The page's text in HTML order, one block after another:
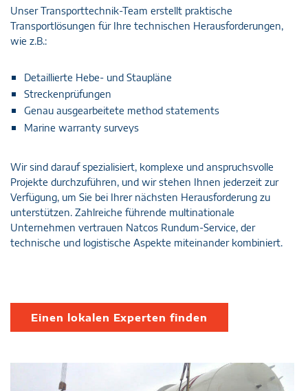
Unser Transporttechnik-Team erstellt praktische
Transportlösungen für Ihre technischen Herausforderungen,
wie z.B.:
Detaillierte Hebe- und Staupläne
Streckenprüfungen
Genau ausgearbeitete method statements
Marine warranty surveys
Wir sind darauf spezialisiert, komplexe und anspruchsvolle
Projekte durchzuführen, und wir stehen Ihnen jederzeit zur
Verfügung, um Sie bei Ihrer nächsten Herausforderung zu
unterstützen. Zahlreiche führende multinationale
Unternehmen vertrauen Natcos Rundum-Service, der
technische und logistische Aspekte miteinander kombiniert.
Einen lokalen Experten finden